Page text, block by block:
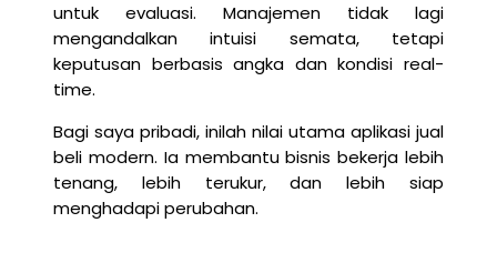
untuk evaluasi. Manajemen tidak lagi
mengandalkan intuisi semata, tetapi
keputusan berbasis angka dan kondisi real-
time.
Bagi saya pribadi, inilah nilai utama aplikasi jual
beli modern. Ia membantu bisnis bekerja lebih
tenang, lebih terukur, dan lebih siap
menghadapi perubahan.